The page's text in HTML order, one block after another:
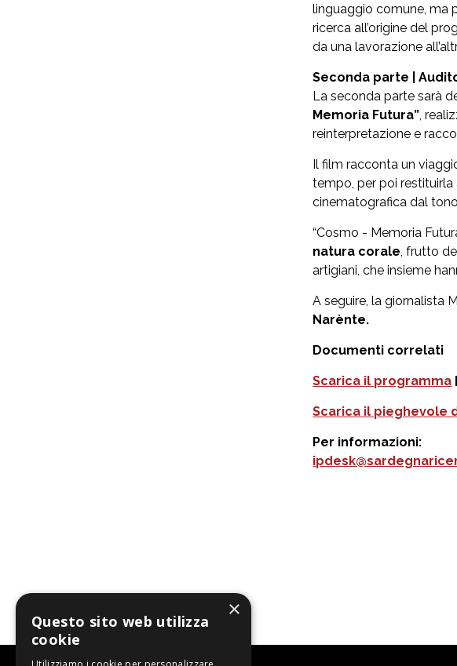
linguaggio comune, ma
ricerca all’origine del
da una lavorazione
Seconda parte |
La seconda parte sarà
Memoria Futura”,
reinterpretazione e
Il film racconta un
tempo, per poi restituirla
cinematografica dal
“Cosmo - Memoria
natura corale, frutto
artigiani, che insieme
A seguire, la giornalista
Narènte.
Documenti correlati
Scarica il programma
Scarica il pieghevole
Per informazioni:
×
Questo sito web utilizza
cookie